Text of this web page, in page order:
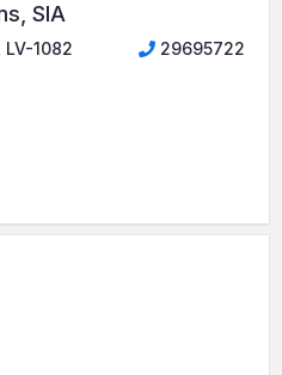
SIA
LV-1082 29695722